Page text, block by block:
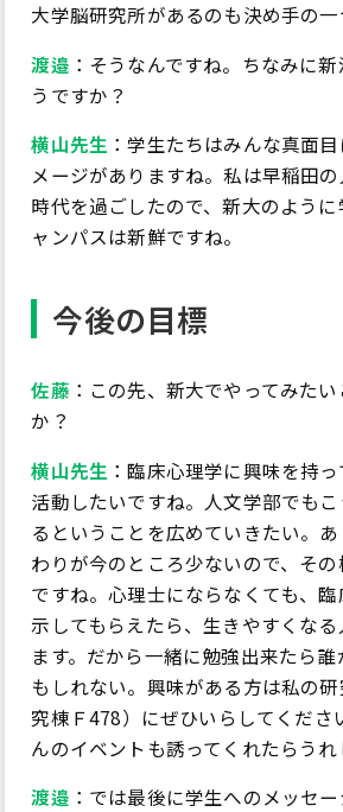
大学脳研究所があるのも決め手の一
渡邉 ：そうなんですね。ちなみに
うですか？
横山先生 ：学生たちはみんな真面
メージがありますね。私は早稲田
時代を過ごしたので、新大のよう
ャンパスは新鮮ですね。
今後の目標
佐藤 ：この先、新大でやってみた
か？
横山先生 ：臨床心理学に興味を持
活動したいですね。人文学部でも
るということを広めていきたい。
わりが今のところ少ないので、そ
ですね。心理士にならなくても、
示してもらえたら、生きやすくな
ます。だから一緒に勉強出来たら
もしれない。興味がある方は私の
究棟Ｆ478）にぜひいらしてくださ
んのイベントも誘ってくれたらうれ
渡邉 ：では最後に学生へのメッセ